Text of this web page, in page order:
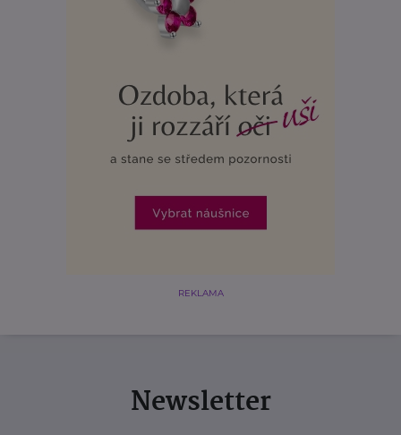
REKLAMA
Newsletter